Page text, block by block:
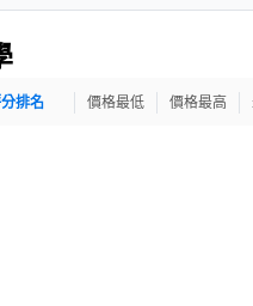
排名 價格最低 價格最高